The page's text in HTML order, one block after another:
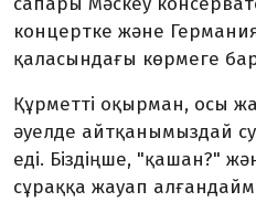
концертке және
қаласындағы көрмеге
Құрметті оқырман, осы
әуелде айтқанымыздай
еді. Біздіңше, "қашан?"
сұраққа жауап